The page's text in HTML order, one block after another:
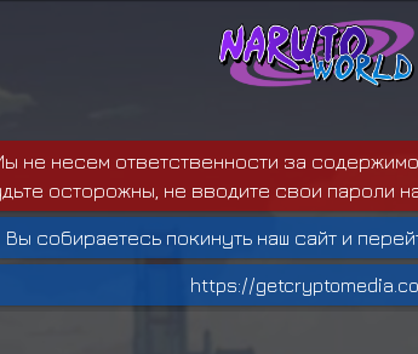
не несем ответственности за
осторожны, не вводите свои пароли
Вы собираетесь покинуть наш сайт и
https://